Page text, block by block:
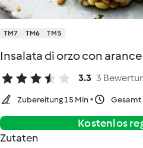
TM7 TM6 TM5
Insalata di orzo con
3.3 3
Zubereitung 15 Min Gesamt
Kostenlos
Zutaten